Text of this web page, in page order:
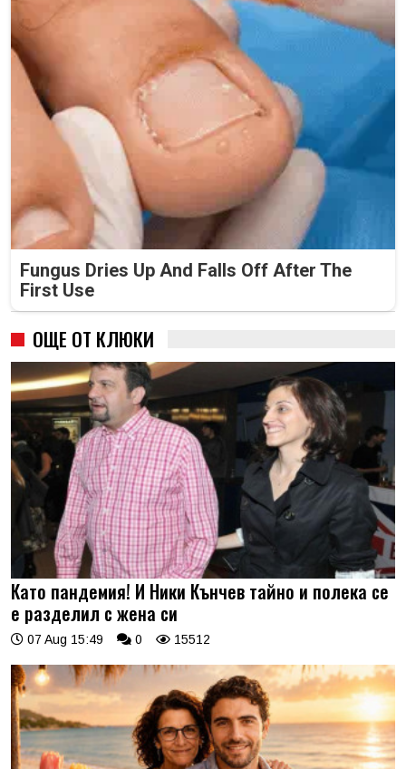
Fungus Dries Up And Falls Off After The
First Use
ОЩЕ ОТ КЛЮКИ
Като пандемия! И Ники Кънчев тайно и полека се
е разделил с жена си
07 Aug 15:49 0 15512